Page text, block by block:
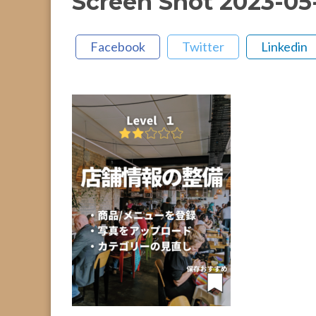
Facebook Twitter Linkedin